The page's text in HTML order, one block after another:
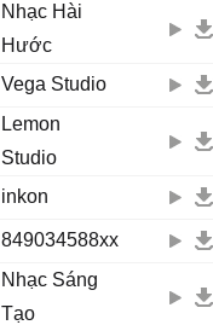
Nhạc Hài
Hước
Vega Studio
Lemon
Studio
inkon
849034588xx
Nhạc Sáng
Tạo